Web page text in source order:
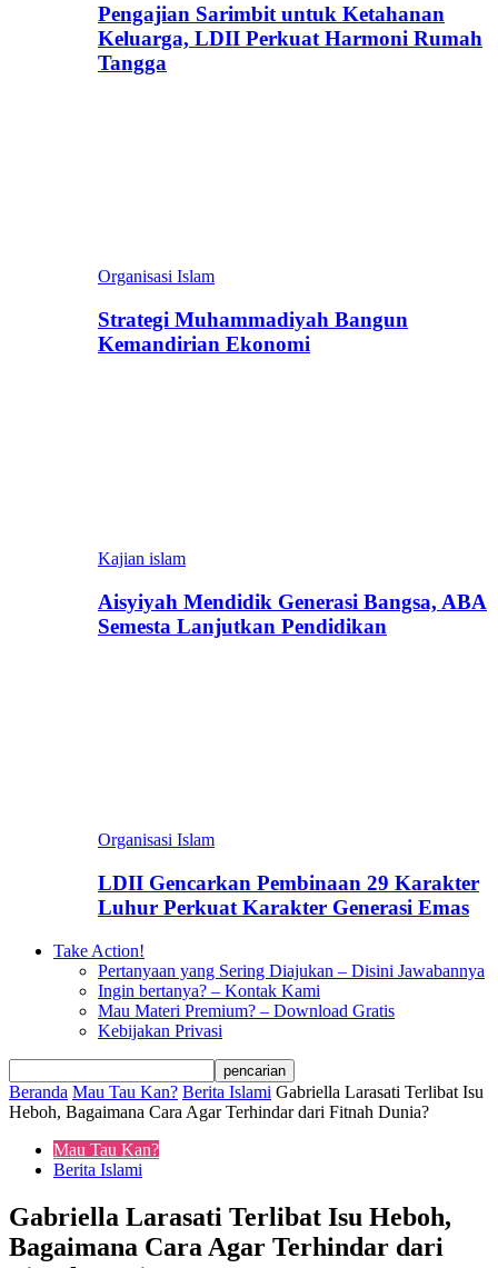
Pengajian Sarimbit untuk Ketahanan
Keluarga, LDII Perkuat Harmoni Rumah
Tangga
Organisasi Islam
Strategi Muhammadiyah Bangun
Kemandirian Ekonomi
Kajian islam
Aisyiyah Mendidik Generasi Bangsa, ABA
Semesta Lanjutkan Pendidikan
Organisasi Islam
LDII Gencarkan Pembinaan 29 Karakter
Luhur Perkuat Karakter Generasi Emas
Take Action!
Pertanyaan yang Sering Diajukan – Disini Jawabannya
Ingin bertanya? – Kontak Kami
Mau Materi Premium? – Download Gratis
Kebijakan Privasi
Beranda Mau Tau Kan? Berita Islami Gabriella Larasati Terlibat Isu
Heboh, Bagaimana Cara Agar Terhindar dari Fitnah Dunia?
Mau Tau Kan?
Berita Islami
Gabriella Larasati Terlibat Isu Heboh,
Bagaimana Cara Agar Terhindar dari